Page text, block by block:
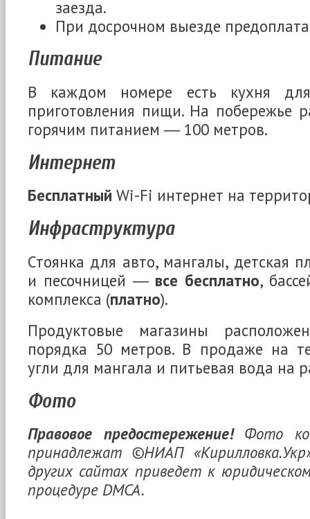
заезда.
При досрочном выезде
Питание
В каждом номере есть кухня для
приготовления пищи. На побережье
горячим питанием ― 100 метров.
Интернет
Бесплатный Wi-Fi интернет на
Инфраструктура
Стоянка для авто, мангалы, детская
и песочницей ― все бесплатно,
комплекса (платно).
Продуктовые магазины
порядка 50 метров. В продаже на
угли для мангала и питьевая вода на
Фото
Правовое предостережение!Фото
принадлежат ©НИАП
других сайтах приведет к
процедуре DMCA.